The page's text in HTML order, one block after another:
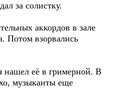
за солистку.
аккордов в зале
Потом взорвались
её в гримерной. В
музыканты еще